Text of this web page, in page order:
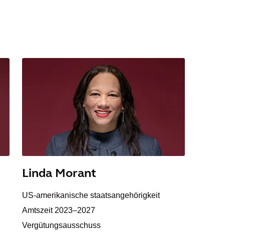
Linda Morant
US-amerikanische staatsangehörigkeit
Amtszeit 2023–2027
Vergütungsausschuss